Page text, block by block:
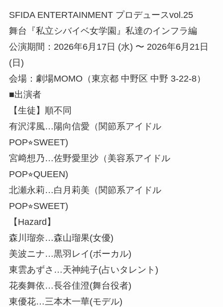
SFIDA ENTERTAINMENT プロデュースvol.25
舞台『私立シバイベ女学園』私達のインフラ編
公演期間：2026年6月17日 (水) 〜 2026年6月21日
(日)
会場：劇場MOMO（東京都 中野区 中野 3-22-8）
■出演者
【生徒】順不同
有沢澪風…陽向信愛（関節系アイドル
POP⭐︎SWEET)
宮﨑想乃…佐野愛里沙（美容系アイドル
POP⭐︎QUEEN)
北瀬永莉…白月莉美（関節系アイドル
POP⭐︎SWEET)
【Hazard】
森川瑠奈…森山瑠果(女優)
美波ニナ…黒羽レイ(ボーカル)
東雲あずさ…天神純子(占いタレント)
花奏舞依…長谷佳澄(舞台役者)
東優花…三本木一華(モデル)